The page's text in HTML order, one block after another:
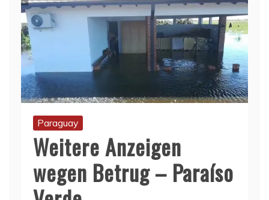
Paraguay
Weitere Anzeigen
wegen Betrug – Paraíso